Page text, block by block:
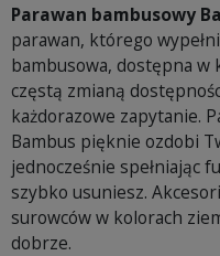
Parawan bambusowy
parawan, którego
bambusowa, dostępna w
częstą zmianą
każdorazowe zapytanie.
Bambus pięknie ozdobi
jednocześnie spełniając
szybko usuniesz.
surowców w kolorach
dobrze.